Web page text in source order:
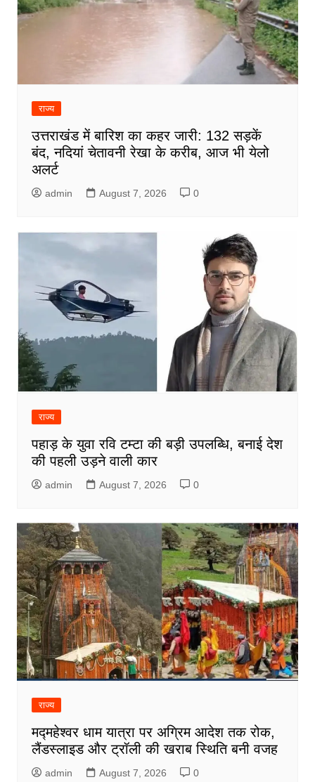
राज्य
उत्तराखंड में बारिश का कहर जारी: 132 सड़कें
बंद, नदियां चेतावनी रेखा के करीब, आज भी येलो
अलर्ट
admin August 7, 2026 0
राज्य
पहाड़ के युवा रवि टम्टा की बड़ी उपलब्धि, बनाई देश
की पहली उड़ने वाली कार
admin August 7, 2026 0
राज्य
मद्महेश्वर धाम यात्रा पर अग्रिम आदेश तक रोक,
लैंडस्लाइड और ट्रॉली की खराब स्थिति बनी वजह
admin August 7, 2026 0